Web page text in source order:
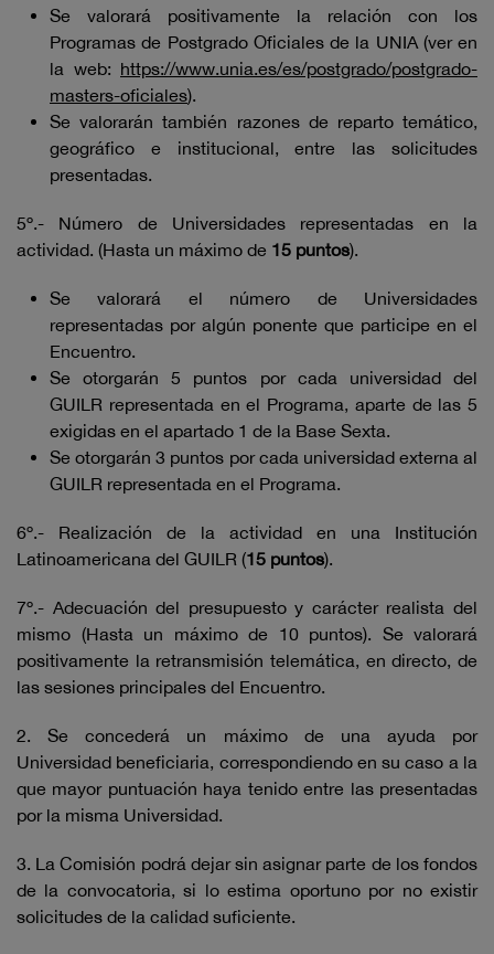
Se valorará positivamente la relación con los
Programas de Postgrado Oficiales de la UNIA (ver en
la web: https://www.unia.es/es/postgrado/postgrado-
masters-oficiales).
Se valorarán también razones de reparto temático,
geográfico e institucional, entre las solicitudes
presentadas.
5º.- Número de Universidades representadas en la
actividad. (Hasta un máximo de 15 puntos).
Se valorará el número de Universidades
representadas por algún ponente que participe en el
Encuentro.
Se otorgarán 5 puntos por cada universidad del
GUILR representada en el Programa, aparte de las 5
exigidas en el apartado 1 de la Base Sexta.
Se otorgarán 3 puntos por cada universidad externa al
GUILR representada en el Programa.
6º.- Realización de la actividad en una Institución
Latinoamericana del GUILR (15 puntos).
7º.- Adecuación del presupuesto y carácter realista del
mismo (Hasta un máximo de 10 puntos). Se valorará
positivamente la retransmisión telemática, en directo, de
las sesiones principales del Encuentro.
2. Se concederá un máximo de una ayuda por
Universidad beneficiaria, correspondiendo en su caso a la
que mayor puntuación haya tenido entre las presentadas
por la misma Universidad.
3. La Comisión podrá dejar sin asignar parte de los fondos
de la convocatoria, si lo estima oportuno por no existir
solicitudes de la calidad suficiente.